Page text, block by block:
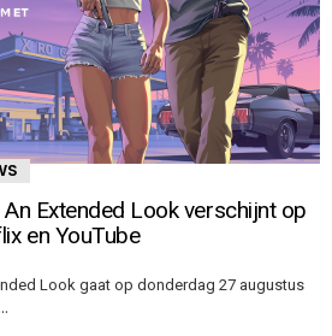
Extended Look verschijnt op
en YouTube
Look gaat op donderdag 27 augustus